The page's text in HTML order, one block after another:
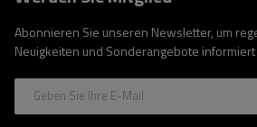
Abonnieren Sie unseren Newsletter, um
Neuigkeiten und Sonderangebote
Geben Sie Ihre E-Mail